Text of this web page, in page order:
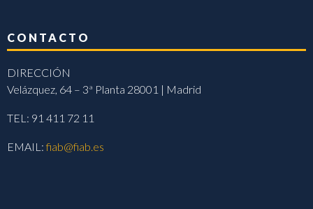
CONTACTO
DIRECCIÓN
Velázquez, 64 – 3ª Planta 28001 | Madrid
TEL: 91 411 72 11
EMAIL:fiab@fiab.es